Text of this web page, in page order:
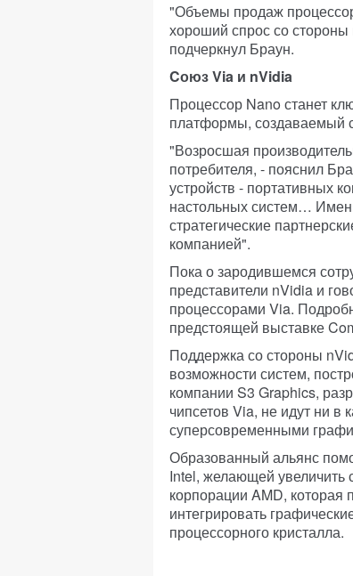
"Объемы продаж
хороший спрос со стороны
подчеркнул Браун.
Cоюз Via и nVidia
Процессор Nano станет
платформы, создаваемый
"Возросшая
потребителя, - пояснил
устройств - портативных
настольных систем…
стратегические
компанией".
Пока о зародившемся
представители nVidia и
процессорами Via.
предстоящей выставке
Поддержка со стороны
возможности систем,
компании S3 Graphics,
чипсетов Via, не идут ни в
суперсовременными
Образованный альянс
Intel, желающей увеличить
корпорации AMD,
интегрировать
процессорного кристалла.